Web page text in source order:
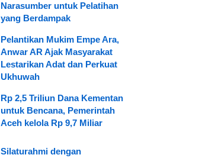
Narasumber untuk Pelatihan
yang Berdampak
Pelantikan Mukim Empe Ara,
Anwar AR Ajak Masyarakat
Lestarikan Adat dan Perkuat
Ukhuwah
Rp 2,5 Triliun Dana Kementan
untuk Bencana, Pemerintah
Aceh kelola Rp 9,7 Miliar
Silaturahmi dengan